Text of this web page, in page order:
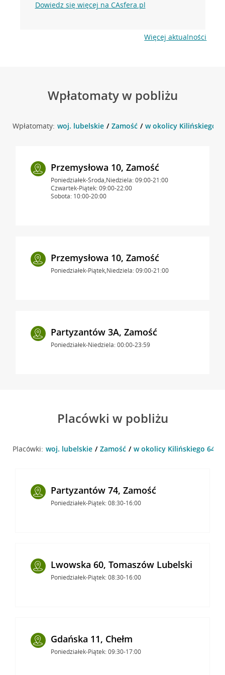
Dowiedz się więcej na CAsfera.pl
Więcej aktualności
Wpłatomaty w pobliżu
Wpłatomaty: woj. lubelskie Zamość w okolicy Kilińskiego
Przemysłowa 10, Zamość
Poniedziałek-Środa,Niedziela: 09:00-21:00
Czwartek-Piątek: 09:00-22:00
Sobota: 10:00-20:00
Przemysłowa 10, Zamość
Poniedziałek-Piątek,Niedziela: 09:00-21:00
Partyzantów 3A, Zamość
Poniedziałek-Niedziela: 00:00-23:59
Placówki w pobliżu
Placówki: woj. lubelskie Zamość w okolicy Kilińskiego 64 ,
Partyzantów 74, Zamość
Poniedziałek-Piątek: 08:30-16:00
Lwowska 60, Tomaszów Lubelski
Poniedziałek-Piątek: 08:30-16:00
Gdańska 11, Chełm
Poniedziałek-Piątek: 09:30-17:00